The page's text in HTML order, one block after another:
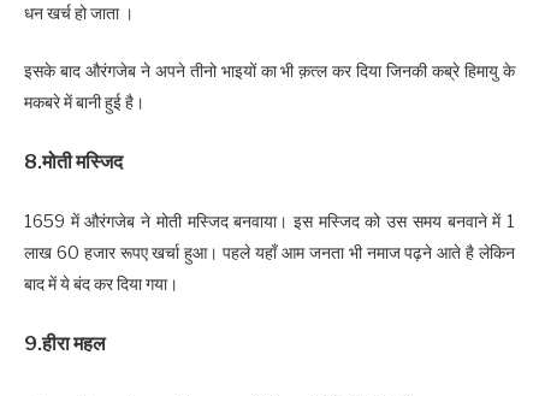
धन खर्च हो जाता ।
इसके बाद औरंगजेब ने अपने तीनो भाइयों का भी क़त्ल कर दिया जिनकी कब्रे हिमायु के
मकबरे में बानी हुई है।
8.मोती मस्जिद
1659 में औरंगजेब ने मोती मस्जिद बनवाया। इस मस्जिद को उस समय बनवाने में 1
लाख 60 हजार रूपए खर्चा हुआ। पहले यहाँ आम जनता भी नमाज पढ़ने आते है लेकिन
बाद में ये बंद कर दिया गया।
9.हीरा महल